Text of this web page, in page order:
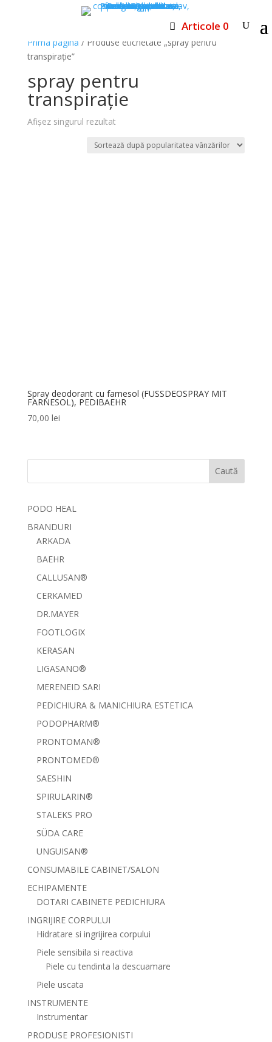
Articole 0
Prima pagină / Produse etichetate „spray pentru
transpiraţie”
spray pentru
transpiraţie
Afișez singurul rezultat
Spray deodorant cu farnesol (FUSSDEOSPRAY MIT
FARNESOL), PEDIBAEHR
70,00 lei
Caută
PODO HEAL
BRANDURI
ARKADA
BAEHR
CALLUSAN®
CERKAMED
DR.MAYER
FOOTLOGIX
KERASAN
LIGASANO®
MERENEID SARI
PEDICHIURA & MANICHIURA ESTETICA
PODOPHARM®
PRONTOMAN®
PRONTOMED®
SAESHIN
SPIRULARIN®
STALEKS PRO
SÜDA CARE
UNGUISAN®
CONSUMABILE CABINET/SALON
ECHIPAMENTE
DOTARI CABINETE PEDICHIURA
INGRIJIRE CORPULUI
Hidratare si ingrijirea corpului
Piele sensibila si reactiva
Piele cu tendinta la descuamare
Piele uscata
INSTRUMENTE
Instrumentar
PRODUSE PROFESIONISTI